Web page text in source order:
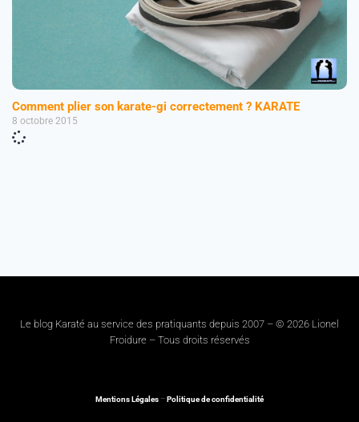
Comment plier son karate-gi correctement ? KARATE
8 octobre 2015
Le blog Karaté au service des pratiquants depuis 2007 – © 2026 Lionel
Froidure – Tous droits réservés
Mentions Légales –Politique de confidentialité